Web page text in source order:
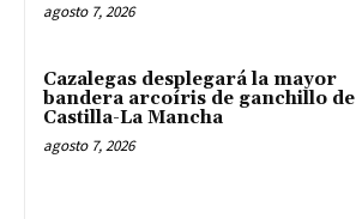
agosto 7, 2026
Cazalegas desplegará la mayor
bandera arcoíris de ganchillo de
Castilla-La Mancha
agosto 7, 2026